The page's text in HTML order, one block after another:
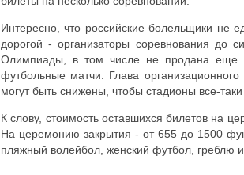
Интересно, что российские болельщики не
дорогой - организаторы соревнования до
Олимпиады, в том числе не продана еще
футбольные матчи. Глава
могут быть снижены, чтобы стадионы все-
К слову, стоимость оставшихся билетов на
На церемонию закрытия - от 655 до 1500
пляжный волейбол, женский футбол, греблю и